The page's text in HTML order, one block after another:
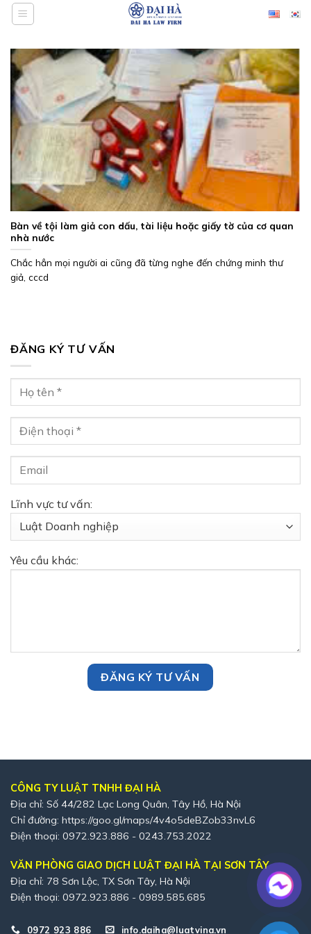
Bỏ
qua
dung
Bàn về tội làm giả con dấu, tài liệu hoặc giấy tờ của cơ quan
nhà nước
Chắc hẳn mọi người ai cũng đã từng nghe đến chứng minh thư
giả, cccd
ĐĂNG KÝ TƯ VẤN
Lĩnh vực tư vấn:
Yêu cầu khác:
CÔNG TY LUẬT TNHH ĐẠI HÀ
Địa chỉ: Số 44/282 Lạc Long Quân, Tây Hồ, Hà Nội
Chỉ đường: https://goo.gl/maps/4v4o5deBZob33nvL6
Điện thoại: 0972.923.886 - 0243.753.2022
VĂN PHÒNG GIAO DỊCH LUẬT ĐẠI HÀ TẠI SƠN TÂY
Địa chỉ: 78 Sơn Lộc, TX Sơn Tây, Hà Nội
Điện thoại: 0972.923.886 - 0989.585.685
0972 923 886 info.daiha@luatvina.vn